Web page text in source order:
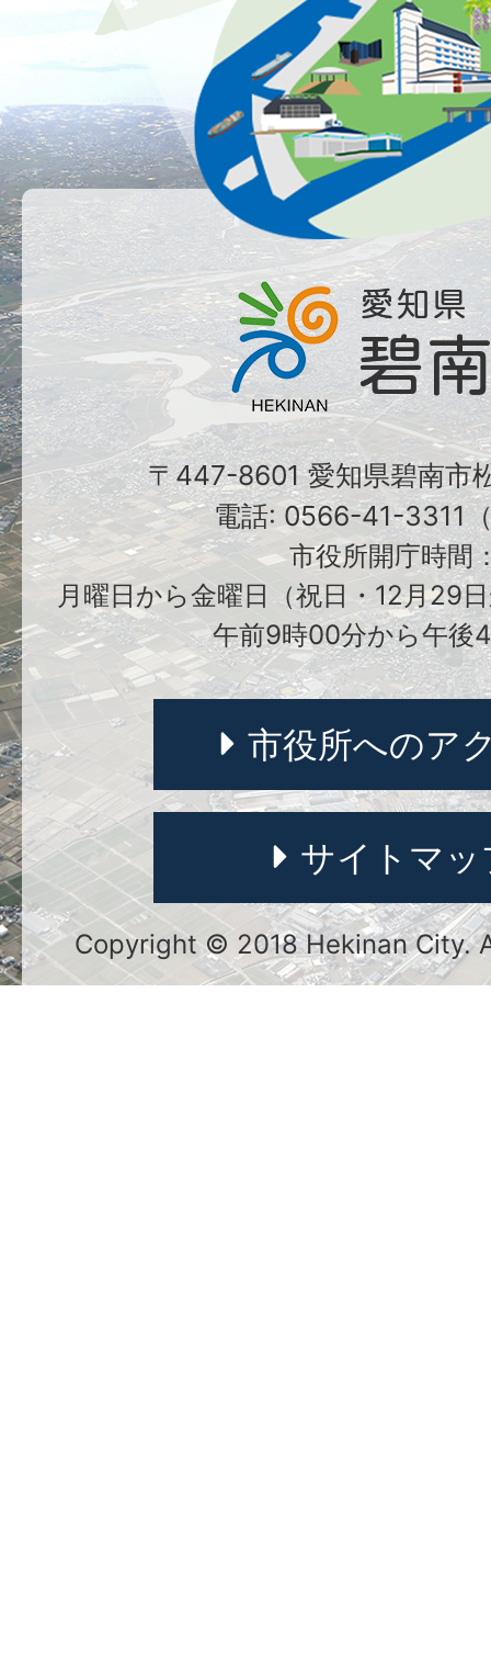
〒447-8601 愛知県碧南市
電話: 0566-41-3311
市役所開庁時間
月曜日から金曜日（祝日・12月29
午前9時00分から午後
市役所へのア
サイトマッ
Copyright © 2018 Hekinan City.